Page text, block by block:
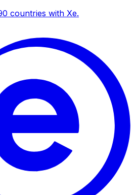
countries with Xe.